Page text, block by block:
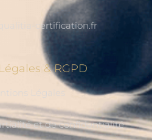
certification.fr
& RGPD
Légales
et de confidentialité